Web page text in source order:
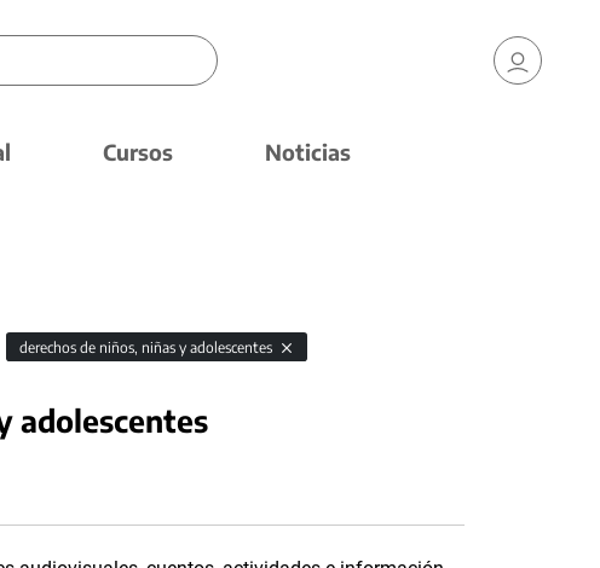
Cursos Noticias
derechos de niños, niñas y adolescentes
adolescentes